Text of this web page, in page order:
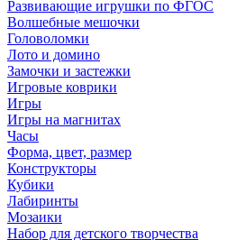
Развивающие игрушки по ФГОС
Волшебные мешочки
Головоломки
Лото и домино
Замочки и застежки
Игровые коврики
Игры
Игры на магнитах
Часы
Форма, цвет, размер
Конструкторы
Кубики
Лабиринты
Мозаики
Набор для детского творчества